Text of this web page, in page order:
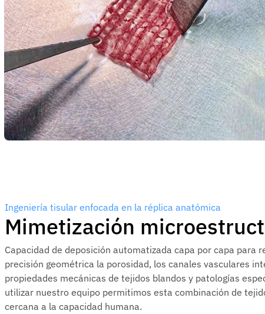
Ingeniería tisular enfocada en la réplica anatómica
Mimetización
Capacidad de deposición automatizada capa por capa para
precisión geométrica la porosidad, los canales vasculares
propiedades mecánicas de tejidos blandos y patologías
utilizar nuestro equipo permitimos esta combinación de
cercana a la capacidad humana.